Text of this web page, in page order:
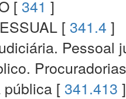
[ 341 ]
[ 341.4 ]
Pessoal
pública [ 341.413 ]